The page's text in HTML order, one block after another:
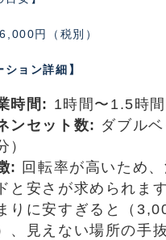
円（税別）
ション詳細】
時間: 1時間〜1.5時間
ンセット数: ダブル
）
: 回転率が高いため
と安さが求められま
りに安すぎると（
、見えない場所の手